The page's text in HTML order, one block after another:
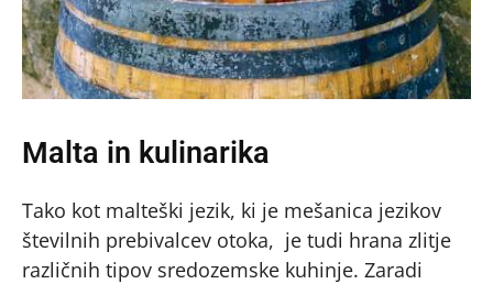
Malta in kulinarika
Tako kot malteški jezik, ki je mešanica jezikov
številnih prebivalcev otoka, je tudi hrana zlitje
različnih tipov sredozemske kuhinje. Zaradi